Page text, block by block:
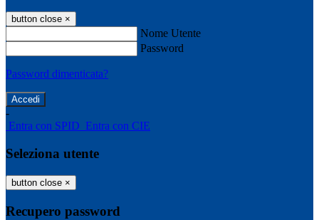
button close ×
Nome Utente
Password
Password dimenticata?
-
Entra con SPID Entra con CIE
Seleziona utente
button close ×
Recupero password